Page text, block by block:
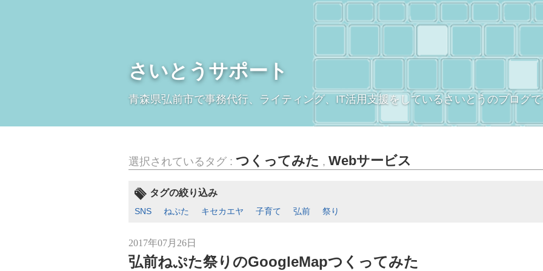
さいとうサポート
青森県弘前市で事務代行、ライティング、IT活用支援をしているさいとうのブログ
選択されているタグ : つくってみた , Webサービス
タグの絞り込み
SNS ねぷた キセカエヤ 子育て 弘前 祭り
2017年07月26日
弘前ねぷた祭りのGoogleMapつくってみた